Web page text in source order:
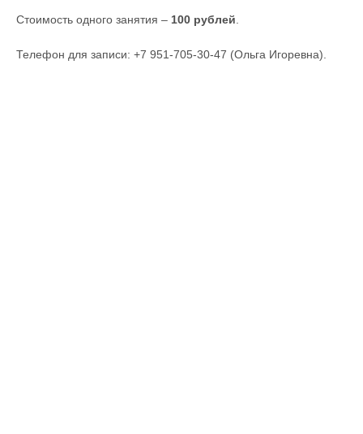
Стоимость одного занятия – 100 рублей
Телефон для записи: +7 951-705-30-47 (Ольга Игоревна).